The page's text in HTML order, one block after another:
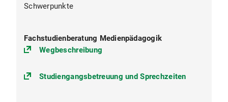
Schwerpunkte
Fachstudienberatung Medienpädagogik
Wegbeschreibung
Studiengangsbetreuung und Sprechzeiten